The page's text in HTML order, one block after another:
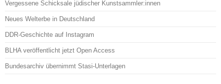
Vergessene Schicksale jüdischer Kunstsammler:innen
Neues Welterbe in Deutschland
DDR-Geschichte auf Instagram
BLHA veröffentlicht jetzt Open Access
Bundesarchiv übernimmt Stasi-Unterlagen